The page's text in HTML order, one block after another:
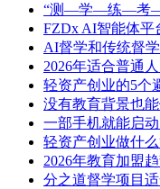
“测—学—练—考—
FZDx AI智能体平
AI督学和传统督
2026年适合普通
轻资产创业的5个
没有教育背景也
一部手机就能启
轻资产创业做什
2026年教育加盟
分之道督学项目